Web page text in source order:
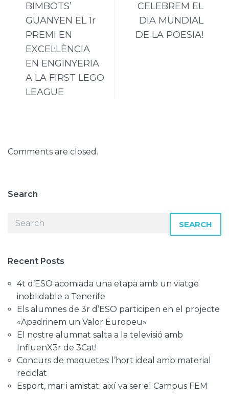
BIMBOTS’
GUANYEN EL 1r
PREMI EN
EXCEL·LÈNCIA
EN ENGINYERIA
A LA FIRST LEGO
LEAGUE
CELEBREM EL
DIA MUNDIAL
DE LA POESIA!
Comments are closed.
Search
SEARCH
Recent Posts
4t d’ESO acomiada una etapa amb un viatge
inoblidable a Tenerife
Els alumnes de 3r d’ESO participen en el projecte
«Apadrinem un Valor Europeu»
El nostre alumnat salta a la televisió amb
InfluenX3r de 3Cat!
Concurs de maquetes: l’hort ideal amb material
reciclat
Esport, mar i amistat: així va ser el Campus FEM